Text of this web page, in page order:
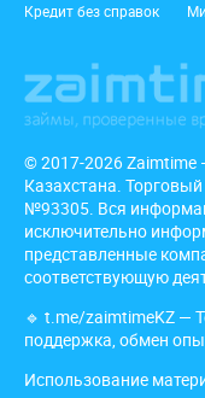
Кредит без справок
© 2017-2026 Zaimtime
Казахстана.
№93305. Вся
исключительно
представленные
соответствующую
🔹 t.me/zaimtimeKZ —
поддержка, обмен
Использование